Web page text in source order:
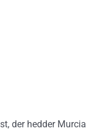
der hedder Murcia